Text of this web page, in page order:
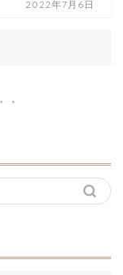
2022年7月6日